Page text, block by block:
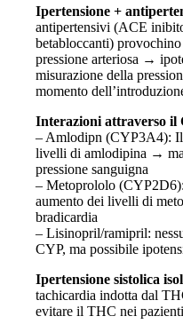
Ipertensione +
antipertensivi (ACE
betabloccanti)
pressione arteriosa →
misurazione della
momento
Interazioni attraverso il
– Amlodipn (CYP3A4):
livelli di amlodipina →
pressione sanguigna
– Metoprololo
aumento dei livelli di
bradicardia
– Lisinopril/ramipril:
CYP, ma possibile
Ipertensione sistolica
tachicardia indotta dal
evitare il THC nei